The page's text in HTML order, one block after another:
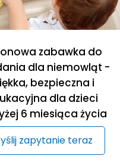
zabawka do
dla niemowląt -
bezpieczna i
dla dzieci
6 miesiąca życia
zapytanie teraz